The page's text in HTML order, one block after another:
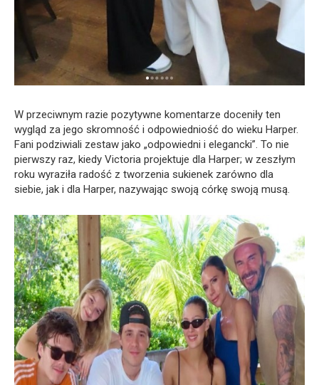
W przeciwnym razie pozytywne komentarze doceniły ten
wygląd za jego skromność i odpowiedniość do wieku Harper.
Fani podziwiali zestaw jako „odpowiedni i elegancki”. To nie
pierwszy raz, kiedy Victoria projektuje dla Harper; w zeszłym
roku wyraziła radość z tworzenia sukienek zarówno dla
siebie, jak i dla Harper, nazywając swoją córkę swoją musą.